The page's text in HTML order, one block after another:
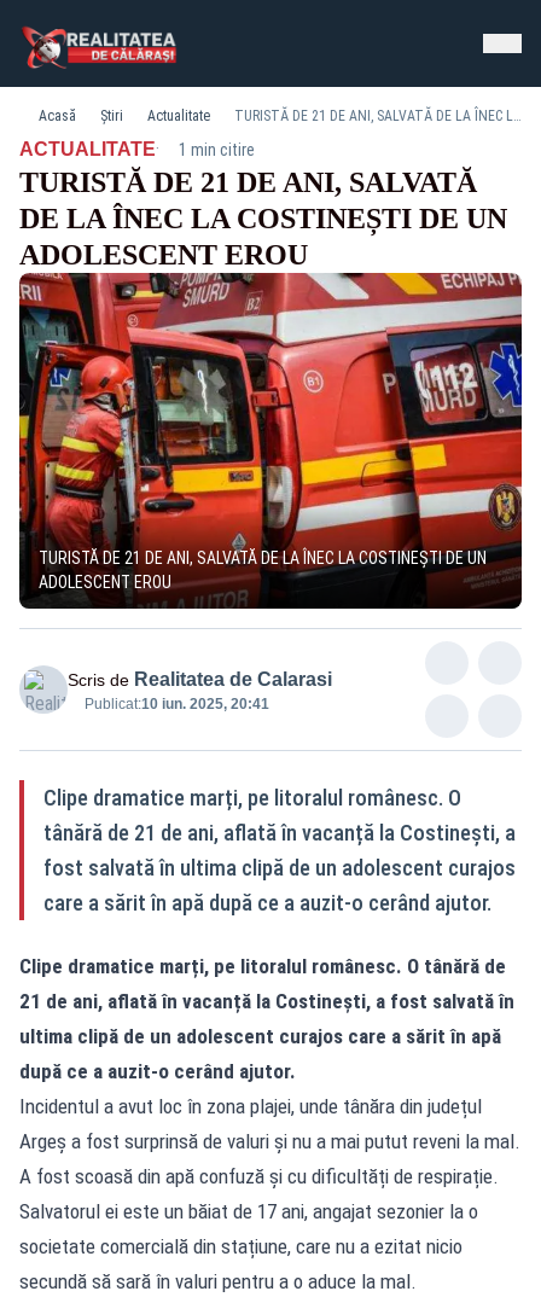
Acasă Știri Actualitate TURISTĂ DE 21 DE ANI, SALVATĂ DE LA ÎNEC LA COSTINEȘTI DE UN ADOLESCENT EROU
ACTUALITATE· 1 min citire
TURISTĂ DE 21 DE ANI, SALVATĂ
DE LA ÎNEC LA COSTINEȘTI DE UN
ADOLESCENT EROU
TURISTĂ DE 21 DE ANI, SALVATĂ DE LA ÎNEC LA COSTINEȘTI DE UN
ADOLESCENT EROU
Scris de Realitatea de Calarasi
Publicat:10 iun. 2025, 20:41
Clipe dramatice marți, pe litoralul românesc. O
tânără de 21 de ani, aflată în vacanță la Costinești, a
fost salvată în ultima clipă de un adolescent curajos
care a sărit în apă după ce a auzit-o cerând ajutor.
Clipe dramatice marți, pe litoralul românesc. O tânără de
21 de ani, aflată în vacanță la Costinești, a fost salvată în
ultima clipă de un adolescent curajos care a sărit în apă
după ce a auzit-o cerând ajutor.
Incidentul a avut loc în zona plajei, unde tânăra din județul
Argeș a fost surprinsă de valuri și nu a mai putut reveni la mal.
A fost scoasă din apă confuză și cu dificultăți de respirație.
Salvatorul ei este un băiat de 17 ani, angajat sezonier la o
societate comercială din stațiune, care nu a ezitat nicio
secundă să sară în valuri pentru a o aduce la mal.